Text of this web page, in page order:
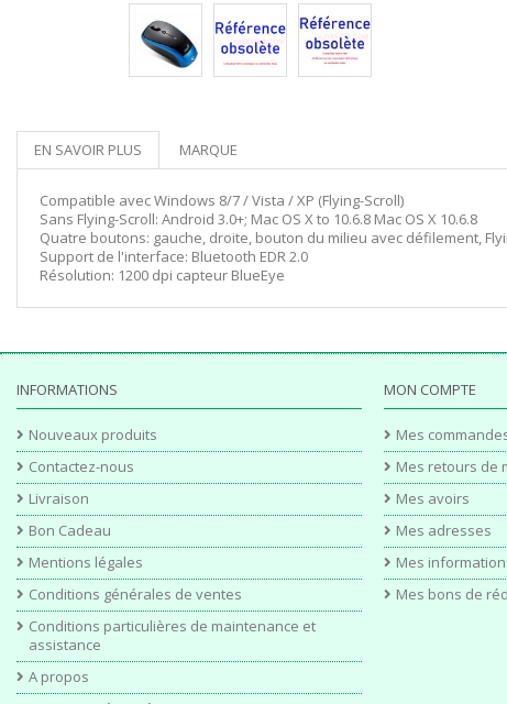
EN SAVOIR PLUS MARQUE
Compatible avec Windows 8/7 / Vista / XP (Flying-Scroll)
Sans Flying-Scroll: Android 3.0+; Mac OS X to 10.6.8 Mac OS X 10.6.8
Quatre boutons: gauche, droite, bouton du milieu avec défilement,
Support de l'interface: Bluetooth EDR 2.0
Résolution: 1200 dpi capteur BlueEye
INFORMATIONS
Nouveaux produits
Contactez-nous
Livraison
Bon Cadeau
Mentions légales
Conditions générales de ventes
Conditions particulières de maintenance et
assistance
A propos
MON COMPTE
Mes
Mes retours de
Mes avoirs
Mes adresses
Mes
Mes bons de